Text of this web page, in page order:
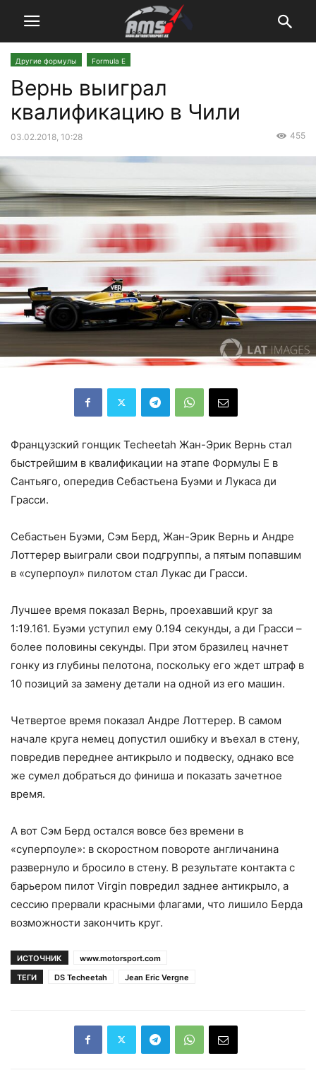
Другие формулы Formula E
Вернь выиграл
квалификацию в Чили
03.02.2018, 10:28 455
Французский гонщик Techeetah Жан-Эрик Вернь стал
быстрейшим в квалификации на этапе Формулы Е в
Сантьяго, опередив Себастьена Буэми и Лукаса ди
Грасси.
Себастьен Буэми, Сэм Берд, Жан-Эрик Вернь и Андре
Лоттерер выиграли свои подгруппы, а пятым попавшим
в «суперпоул» пилотом стал Лукас ди Грасси.
Лучшее время показал Вернь, проехавший круг за
1:19.161. Буэми уступил ему 0.194 секунды, а ди Грасси –
более половины секунды. При этом бразилец начнет
гонку из глубины пелотона, поскольку его ждет штраф в
10 позиций за замену детали на одной из его машин.
Четвертое время показал Андре Лоттерер. В самом
начале круга немец допустил ошибку и въехал в стену,
повредив переднее антикрыло и подвеску, однако все
же сумел добраться до финиша и показать зачетное
время.
А вот Сэм Берд остался вовсе без времени в
«суперпоуле»: в скоростном повороте англичанина
развернуло и бросило в стену. В результате контакта с
барьером пилот Virgin повредил заднее антикрыло, а
сессию прервали красными флагами, что лишило Берда
возможности закончить круг.
ИСТОЧНИК
www.motorsport.com
ТЕГИ
DS Techeetah Jean Eric Vergne